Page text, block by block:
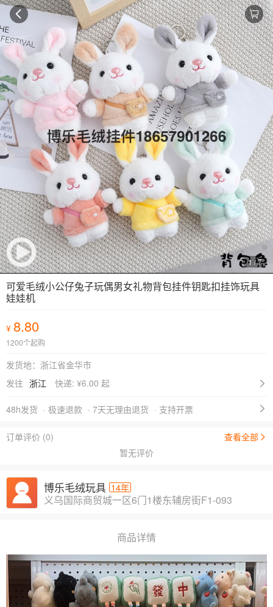
1 / 7
可爱毛绒小公仔兔子玩偶男女礼物背包挂件钥匙扣挂饰玩具
娃娃机
¥ 8.80
1200个起购
发货地：浙江省金华市
发往 浙江 快递: ¥6.00 起
48h发货 · 极速退款 · 7天无理由退货 · 支持开票
订单评价 (0)
查看全部
暂无评价
博乐毛绒玩具 14年
义乌国际商贸城一区6门1楼东辅房街F1-093
商品详情